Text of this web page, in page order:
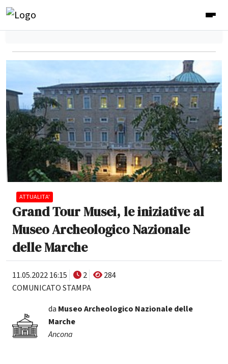
ATTUALITA'
Grand Tour Musei, le iniziative al
Museo Archeologico Nazionale
delle Marche
11.05.2022 16:15 2
284
COMUNICATO STAMPA
da Museo Archeologico Nazionale delle
Marche
Ancona